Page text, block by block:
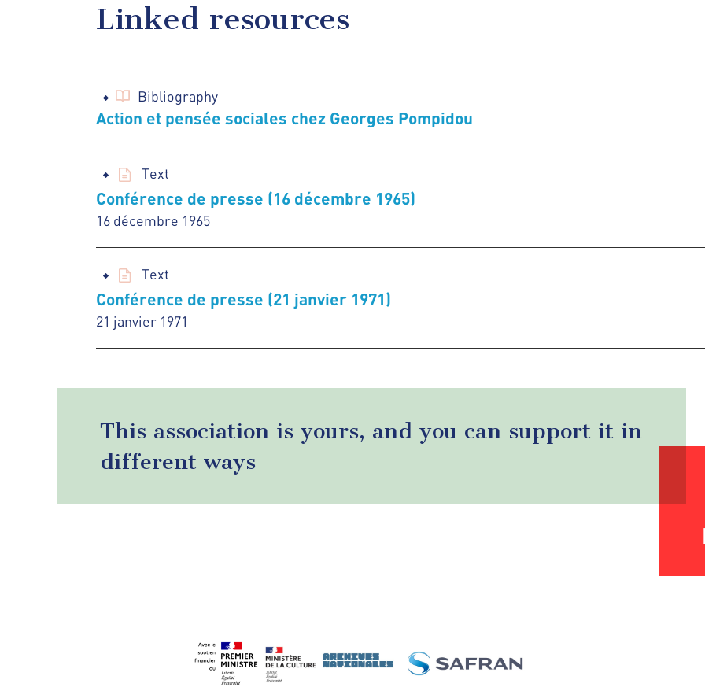
Linked resources
Bibliography
Action et pensée sociales chez Georges Pompidou
Text
Conférence de presse (16 décembre 1965)
16 décembre 1965
Text
Conférence de presse (21 janvier 1971)
21 janvier 1971
This association is yours, and you can support it in
different ways